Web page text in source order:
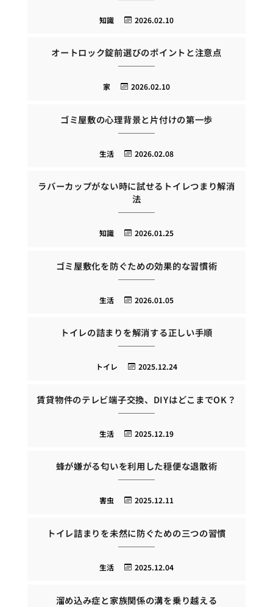
2026.02.10
知識
オートロック錠前選びのポイントと注意点
2026.02.10
家
ゴミ屋敷の心理背景と片付けの第一歩
2026.02.08
生活
ラバーカップがない時に試せるトイレつまり解消
法
2026.01.25
知識
ゴミ屋敷化を防ぐための効果的な習慣術
2026.01.05
生活
トイレの詰まりを解消する正しい手順
2025.12.24
トイレ
賃貸物件のテレビ端子交換、DIYはどこまでOK？
2025.12.19
生活
蜂が嫌がる匂いを利用した穏便な退散術
2025.12.11
害虫
トイレ詰まりを未然に防ぐための三つの習慣
2025.12.04
生活
溜め込み症と家族関係の溝を乗り越える